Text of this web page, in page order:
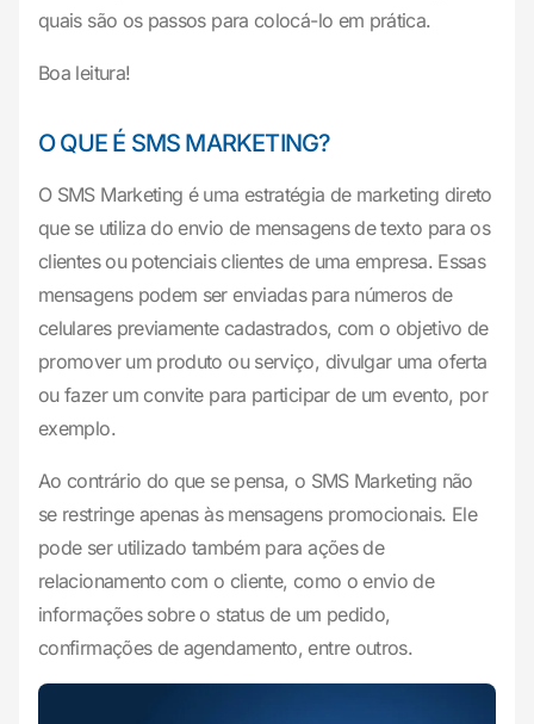
quais são os passos para colocá-lo em prática.
Boa leitura!
O QUE É SMS MARKETING?
O SMS Marketing é uma estratégia de marketing direto
que se utiliza do envio de mensagens de texto para os
clientes ou potenciais clientes de uma empresa. Essas
mensagens podem ser enviadas para números de
celulares previamente cadastrados, com o objetivo de
promover um produto ou serviço, divulgar uma oferta
ou fazer um convite para participar de um evento, por
exemplo.
Ao contrário do que se pensa, o SMS Marketing não
se restringe apenas às mensagens promocionais. Ele
pode ser utilizado também para ações de
relacionamento com o cliente, como o envio de
informações sobre o status de um pedido,
confirmações de agendamento, entre outros.